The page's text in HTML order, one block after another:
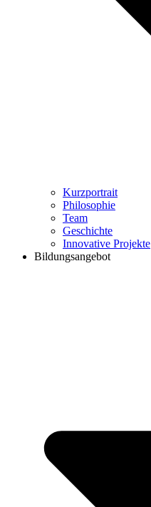
Kurzportrait
Philosophie
Team
Geschichte
Innovative Projekte
Bildungsangebot